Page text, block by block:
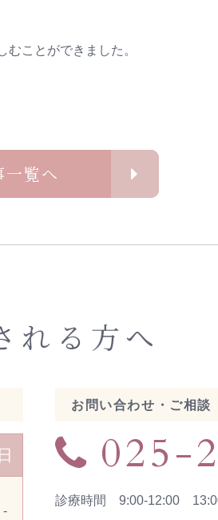
ことができました。
一覧へ
れる方へ
日
-
お問い合わせ・ご相談
025-
診療時間 9:00-12:00